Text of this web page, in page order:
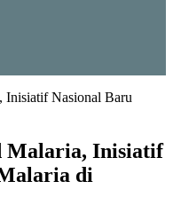
Inisiatif Nasional Baru
Malaria, Inisiatif
di